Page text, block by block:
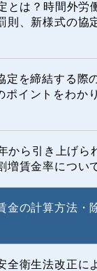
とは？時間外労
則、新様式の協
定を締結する際
ポイントをわか
から引き上げら
増賃金率につい
金の計算方法・
全衛生法改正に